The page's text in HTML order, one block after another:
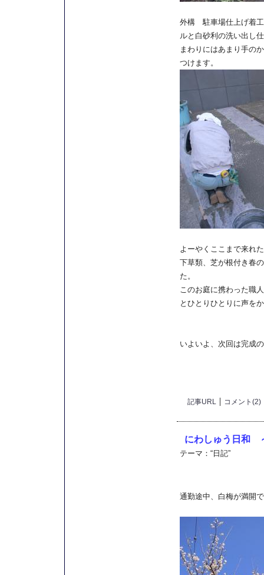
外構 駐車場仕上げ着工
ルと白砂利の洗い出し
まわりにはあまり手の
つけます。
よーやくここまで来れ
下草類、芝が根付き春
た。
このお庭に携わった職
とひとりひとりに声を
いよいよ、次回は完成
記事URL コメント(2)
にわしゅう日和
テーマ： “日記”
通勤途中、白梅が満開